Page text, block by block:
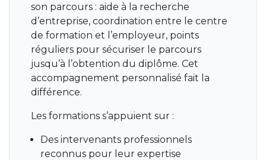
son parcours : aide à la recherche
d’entreprise, coordination entre le centre
de formation et l’employeur, points
réguliers pour sécuriser le parcours
jusqu’à l’obtention du diplôme. Cet
accompagnement personnalisé fait la
différence.
Les formations s’appuient sur :
Des intervenants professionnels
reconnus pour leur expertise